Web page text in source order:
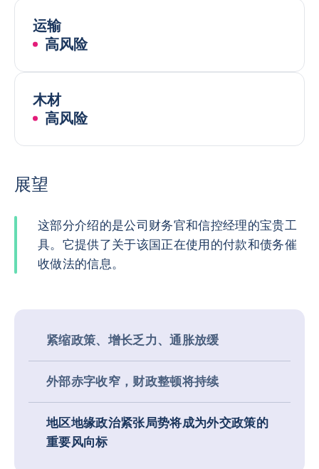
运输
高风险
木材
高风险
展望
这部分介绍的是公司财务官和信控经理的宝贵工
具。它提供了关于该国正在使用的付款和债务催
收做法的信息。
紧缩政策、增长乏力、通胀放缓
外部赤字收窄，财政整顿将持续
地区地缘政治紧张局势将成为外交政策的
重要风向标